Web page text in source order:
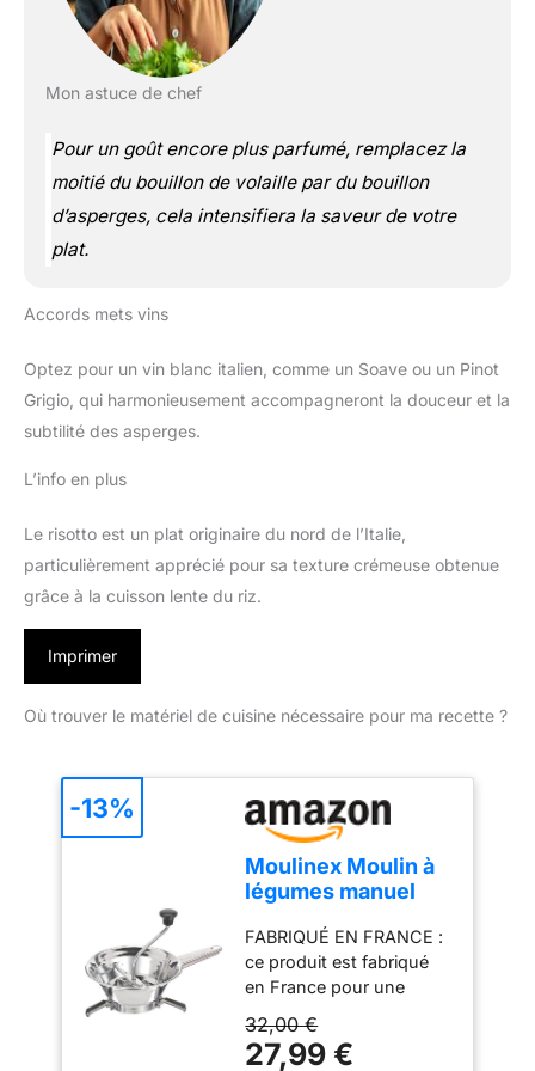
Mon astuce de chef
Pour un goût encore plus parfumé, remplacez la
moitié du bouillon de volaille par du bouillon
d’asperges, cela intensifiera la saveur de votre
plat.
Accords mets vins
Optez pour un vin blanc italien, comme un Soave ou un Pinot
Grigio, qui harmonieusement accompagneront la douceur et la
subtilité des asperges.
L’info en plus
Le risotto est un plat originaire du nord de l’Italie,
particulièrement apprécié pour sa texture crémeuse obtenue
grâce à la cuisson lente du riz.
Imprimer
Où trouver le matériel de cuisine nécessaire pour ma recette ?
Moulinex Moulin à
légumes manuel
acier Inoxydable,
Petit modèle,
Broyage facile,
Purées, Soupes,
Compotes,
FABRIQUÉ EN FRANCE :
ce produit est fabriqué
en France pour une
FACILE À NETTOYER :
un moulin à légumes
32,00 €
27,99 €
-13%